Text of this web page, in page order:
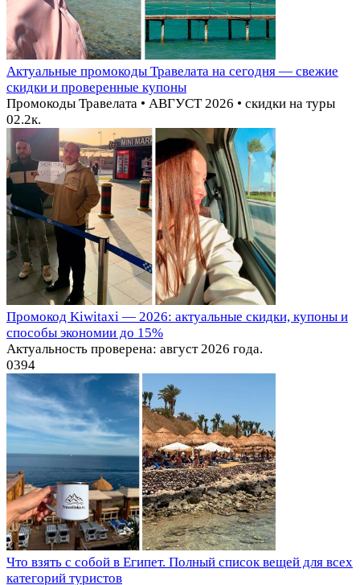
Актуальные промокоды Травелата на сегодня — свежие
скидки и проверенные купоны
Промокоды Травелата • АВГУСТ 2026 • скидки на туры
02.2к.
Промокод Kiwitaxi — 2026: актуальные скидки, купоны и
способы экономии до 15%
Актуальность проверена: август 2026 года.
0394
Что взять с собой в Египет. Полный список вещей для всех
категорий туристов